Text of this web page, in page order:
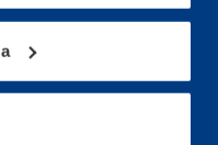
Fagnano 38,
call +39